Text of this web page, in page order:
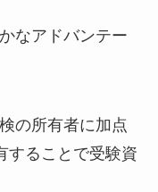
なアドバンテー
の所有者に加点
することで受験資